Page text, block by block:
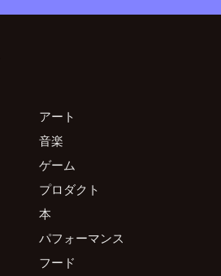
アート
音楽
ゲーム
プロダクト
本
パフォーマンス
フード